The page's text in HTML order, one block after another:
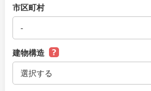
市区町村
建物構造